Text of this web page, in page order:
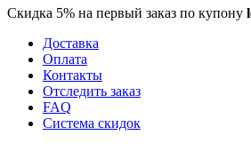
Скидка 5% на первый заказ по купону
Доставка
Оплата
Контакты
Отследить заказ
FAQ
Система скидок